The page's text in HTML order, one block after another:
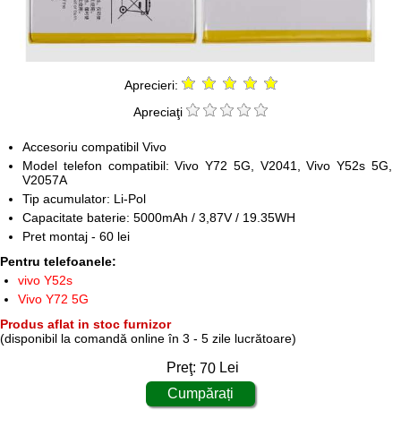
Aprecieri:
Apreciaţi
Accesoriu compatibil Vivo
Model telefon compatibil: Vivo Y72 5G, V2041, Vivo Y52s 5G,
V2057A
Tip acumulator: Li-Pol
Capacitate baterie: 5000mAh / 3,87V / 19.35WH
Pret montaj - 60 lei
Pentru telefoanele:
vivo Y52s
Vivo Y72 5G
Produs aflat in stoc furnizor
(disponibil la comandă online în 3 - 5 zile lucrătoare)
Preţ: 70 Lei